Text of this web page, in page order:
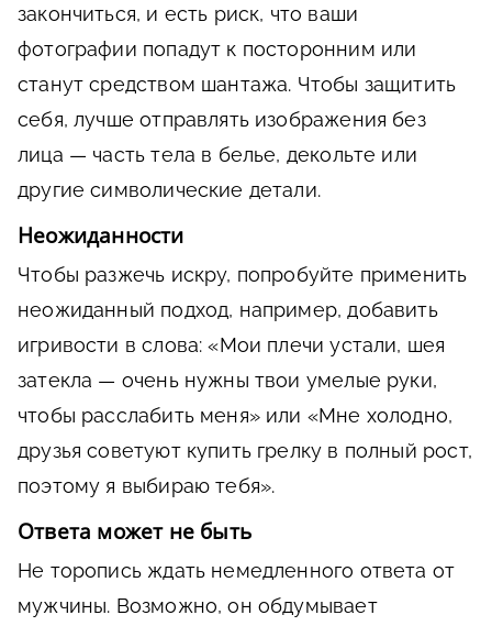
закончиться, и есть риск, что ваши
фотографии попадут к посторонним или
станут средством шантажа. Чтобы защитить
себя, лучше отправлять изображения без
лица — часть тела в белье, декольте или
другие символические детали.
Неожиданности
Чтобы разжечь искру, попробуйте применить
неожиданный подход, например, добавить
игривости в слова: «Мои плечи устали, шея
затекла — очень нужны твои умелые руки,
чтобы расслабить меня» или «Мне холодно,
друзья советуют купить грелку в полный рост,
поэтому я выбираю тебя».
Ответа может не быть
Не торопись ждать немедленного ответа от
мужчины. Возможно, он обдумывает